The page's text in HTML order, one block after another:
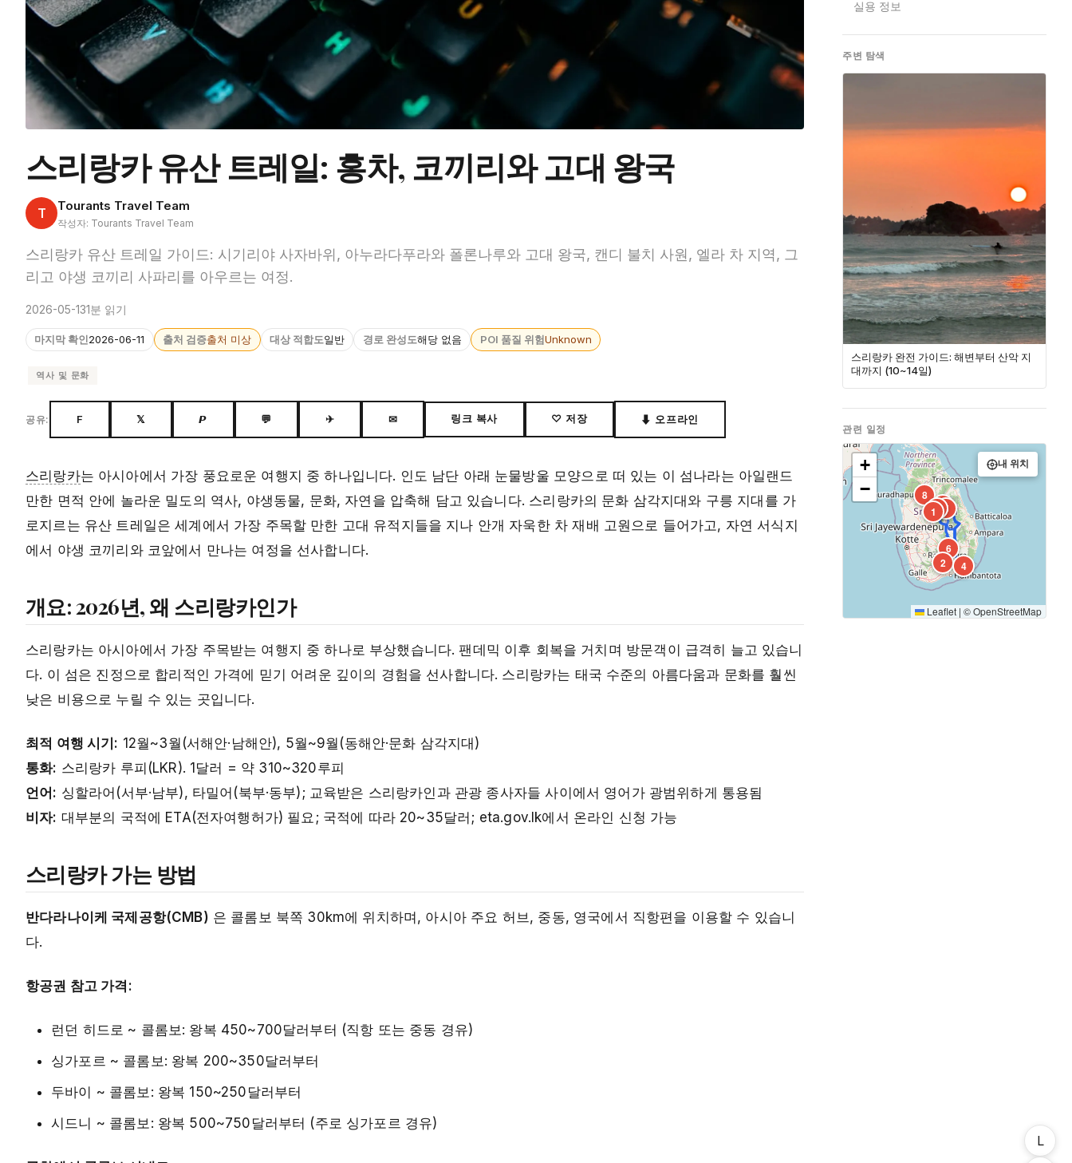
스리랑카 유산 트레일: 홍차, 코끼리와 고대 왕국
T Tourants Travel Team
작성자: Tourants Travel Team
스리랑카 유산 트레일 가이드: 시기리야 사자바위, 아누라다푸라와 폴론나루와 고대 왕국, 캔디 불치 사원, 엘라 차 지역, 그
리고 야생 코끼리 사파리를 아우르는 여정.
2026-05-131분 읽기
마지막 확인2026-06-11 출처 검증출처 미상 대상 적합도일반 경로 완성도해당 없음 POI 품질 위험Unknown
역사 및 문화
공유: F 𝕏 𝙋 💬 ✈ ✉ 링크 복사 ♡ 저장 ⬇ 오프라인
스리랑카는 아시아에서 가장 풍요로운 여행지 중 하나입니다. 인도 남단 아래 눈물방울 모양으로 떠 있는 이 섬나라는 아일랜드
만한 면적 안에 놀라운 밀도의 역사, 야생동물, 문화, 자연을 압축해 담고 있습니다. 스리랑카의 문화 삼각지대와 구릉 지대를 가
로지르는 유산 트레일은 세계에서 가장 주목할 만한 고대 유적지들을 지나 안개 자욱한 차 재배 고원으로 들어가고, 자연 서식지
에서 야생 코끼리와 코앞에서 만나는 여정을 선사합니다.
개요: 2026년, 왜 스리랑카인가
스리랑카는 아시아에서 가장 주목받는 여행지 중 하나로 부상했습니다. 팬데믹 이후 회복을 거치며 방문객이 급격히 늘고 있습니
다. 이 섬은 진정으로 합리적인 가격에 믿기 어려운 깊이의 경험을 선사합니다. 스리랑카는 태국 수준의 아름다움과 문화를 훨씬
낮은 비용으로 누릴 수 있는 곳입니다.
최적 여행 시기: 12월~3월(서해안·남해안), 5월~9월(동해안·문화 삼각지대)
통화: 스리랑카 루피(LKR). 1달러 = 약 310~320루피
언어: 싱할라어(서부·남부), 타밀어(북부·동부); 교육받은 스리랑카인과 관광 종사자들 사이에서 영어가 광범위하게 통용됨
비자: 대부분의 국적에 ETA(전자여행허가) 필요; 국적에 따라 20~35달러; eta.gov.lk에서 온라인 신청 가능
스리랑카 가는 방법
반다라나이케 국제공항(CMB) 은 콜롬보 북쪽 30km에 위치하며, 아시아 주요 허브, 중동, 영국에서 직항편을 이용할 수 있습니
다.
항공권 참고 가격:
런던 히드로 ~ 콜롬보: 왕복 450~700달러부터 (직항 또는 중동 경유)
싱가포르 ~ 콜롬보: 왕복 200~350달러부터
두바이 ~ 콜롬보: 왕복 150~250달러부터
시드니 ~ 콜롬보: 왕복 500~750달러부터 (주로 싱가포르 경유)
실용 정보
주변 탐색
스리랑카 완전 가이드: 해변부터 산악 지
대까지 (10~14일)
관련 일정
1
2
3
4
5
6
7
8
+
−
내 위치
Leaflet | ©OpenStreetMap
L